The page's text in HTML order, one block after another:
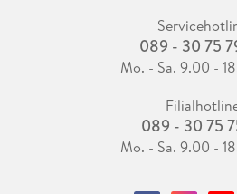
089 - 30 75
Mo. - Sa. 9.00 -
089 - 30 75
Mo. - Sa. 9.00 -